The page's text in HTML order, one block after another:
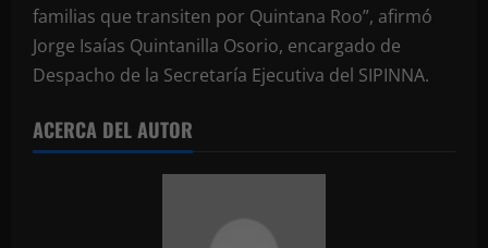
familias que transiten por Quintana Roo”, afirmó
Jorge Isaías Quintanilla Osorio, encargado de
Despacho de la Secretaría Ejecutiva del SIPINNA.
ACERCA DEL AUTOR